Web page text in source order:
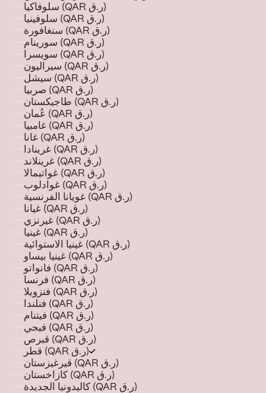
سلوفاكيا (QAR ر.ق)
سلوفينيا (QAR ر.ق)
سنغافورة (QAR ر.ق)
سورينام (QAR ر.ق)
سويسرا (QAR ر.ق)
سيراليون (QAR ر.ق)
سيشل (QAR ر.ق)
صربيا (QAR ر.ق)
طاجيكستان (QAR ر.ق)
عُمان (QAR ر.ق)
غامبيا (QAR ر.ق)
غانا (QAR ر.ق)
غرينادا (QAR ر.ق)
غرينلاند (QAR ر.ق)
غواتيمالا (QAR ر.ق)
غوادلوب (QAR ر.ق)
غويانا الفرنسية (QAR ر.ق)
غيانا (QAR ر.ق)
غيرنزي (QAR ر.ق)
غينيا (QAR ر.ق)
غينيا الاستوائية (QAR ر.ق)
غينيا بيساو (QAR ر.ق)
فانواتو (QAR ر.ق)
فرنسا (QAR ر.ق)
فنزويلا (QAR ر.ق)
فنلندا (QAR ر.ق)
فيتنام (QAR ر.ق)
فيجي (QAR ر.ق)
قبرص (QAR ر.ق)
قطر (QAR ر.ق)
قيرغيزستان (QAR ر.ق)
كازاخستان (QAR ر.ق)
كاليدونيا الجديدة (QAR ر.ق)